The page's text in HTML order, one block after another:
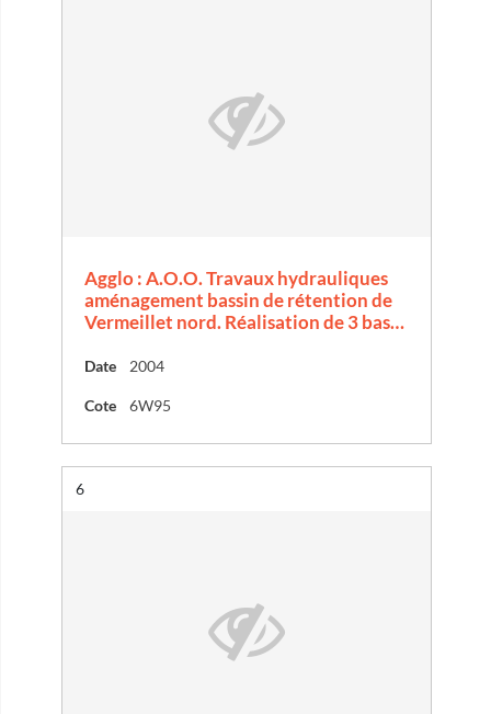
Agglo : A.O.O. Travaux hydrauliques
aménagement bassin de rétention de
Vermeillet nord. Réalisation de 3 bas…
Date 2004
Cote 6W95
Résultat n°
6